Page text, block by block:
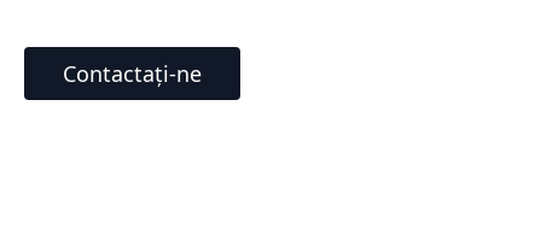
Contactați-ne